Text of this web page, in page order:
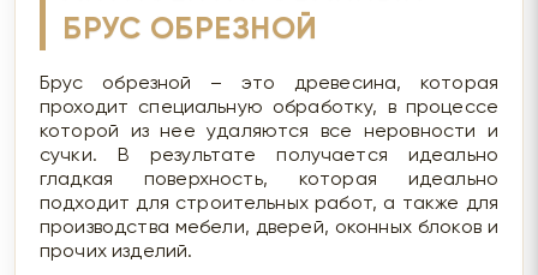
БРУС ОБРЕЗНОЙ
Брус обрезной – это древесина, которая
проходит специальную обработку, в процессе
которой из нее удаляются все неровности и
сучки. В результате получается идеально
гладкая поверхность, которая идеально
подходит для строительных работ, а также для
производства мебели, дверей, оконных блоков и
прочих изделий.